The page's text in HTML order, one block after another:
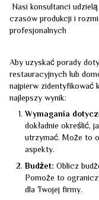
Nasi konsultanci
czasów produkcji i
profesjonalnych
Aby uzyskać porady
restauracyjnych lub
najpierw zidentyfikować
najlepszy wynik:
Wymagania
dokładnie określić,
utrzymać. Może to
aspekty.
Budżet: Oblicz
Pomoże to
dla Twojej firmy.